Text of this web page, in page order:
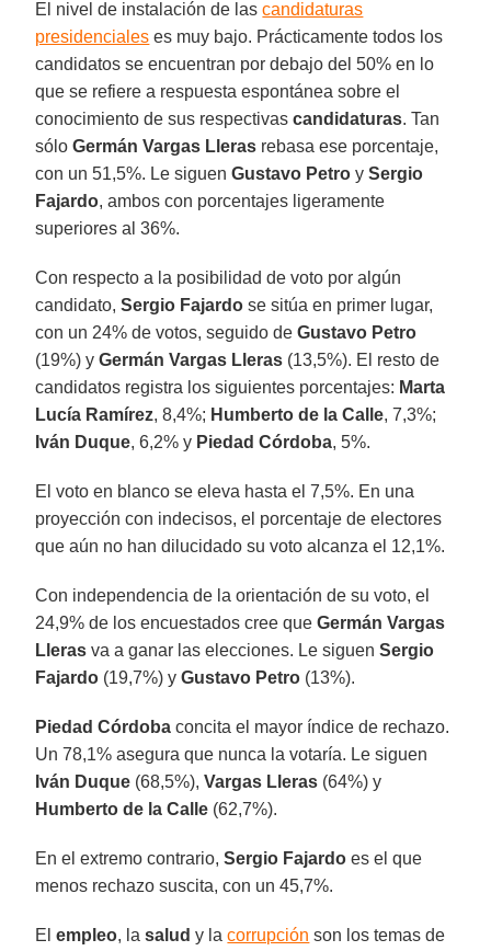
El nivel de instalación de lascandidaturas
presidenciales es muy bajo. Prácticamente todos los
candidatos se encuentran por debajo del 50% en lo
que se refiere a respuesta espontánea sobre el
conocimiento de sus respectivas candidaturas. Tan
sóloGermán Vargas Lleras rebasa ese porcentaje,
con un 51,5%. Le siguenGustavo Petro ySergio
Fajardo, ambos con porcentajes ligeramente
superiores al 36%.
Con respecto a la posibilidad de voto por algún
candidato,Sergio Fajardo se sitúa en primer lugar,
con un 24% de votos, seguido deGustavo Petro
(19%) yGermán Vargas Lleras (13,5%). El resto de
candidatos registra los siguientes porcentajes: Marta
Lucía Ramírez, 8,4%; Humberto de la Calle, 7,3%;
Iván Duque, 6,2% y Piedad Córdoba, 5%.
El voto en blanco se eleva hasta el 7,5%. En una
proyección con indecisos, el porcentaje de electores
que aún no han dilucidado su voto alcanza el 12,1%.
Con independencia de la orientación de su voto, el
24,9% de los encuestados cree queGermán Vargas
Lleras va a ganar las elecciones. Le siguenSergio
Fajardo (19,7%) yGustavo Petro (13%).
Piedad Córdoba concita el mayor índice de rechazo.
Un 78,1% asegura que nunca la votaría. Le siguen
Iván Duque (68,5%),Vargas Lleras (64%) y
Humberto de la Calle (62,7%).
En el extremo contrario, Sergio Fajardo es el que
menos rechazo suscita, con un 45,7%.
Elempleo, la salud y lacorrupción son los temas de